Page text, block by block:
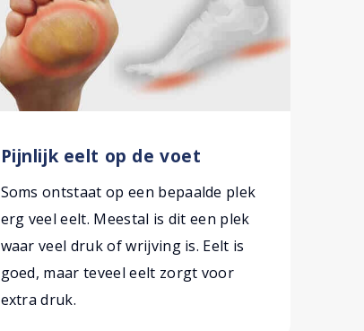
Pijnlijk eelt op de voet
Soms ontstaat op een bepaalde plek
erg veel eelt. Meestal is dit een plek
waar veel druk of wrijving is. Eelt is
goed, maar teveel eelt zorgt voor
extra druk.